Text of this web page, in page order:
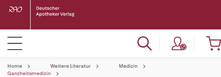
Home Weitere Literatur
Medizin
Ganzheitsmedizin